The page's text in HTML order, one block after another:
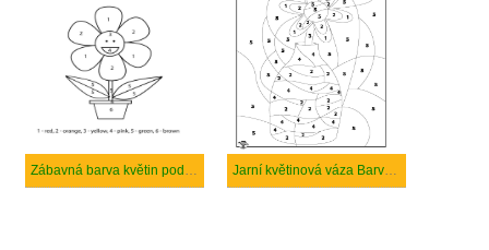
Zábavná barva květin podle čísla Jarní květinová váza Barva podle čísla